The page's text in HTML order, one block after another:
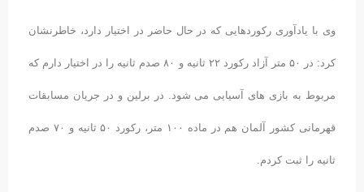
وی با یادآوری رکوردهایی که در حال حاضر در اختیار دارد، خاطرنشان
کرد: در ۵۰ متر آزاد رکورد ۲۲ ثانیه و ۸۰ صدم ثانیه را در اختیار دارم که
مربوط به بازی های آسیایی می شود. در برلین و در جریان مسابقات
قهرمانی کشور آلمان هم در ماده ۱۰۰ متر، رکورد ۵۰ ثانیه و ۷۰ صدم
ثانیه را ثبت کردم.